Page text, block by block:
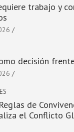
trabajo y
decisión
de
el Conflicto